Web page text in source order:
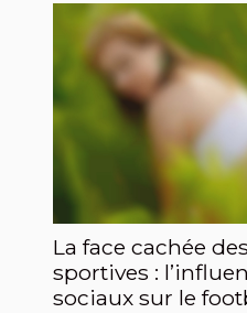
La face cachée
sportives :
sociaux sur le